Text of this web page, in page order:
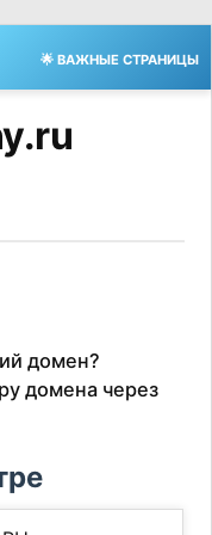
🌟 ВАЖНЫЕ СТРАНИЦЫ
домен?
домена через